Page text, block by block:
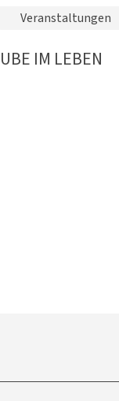
Veranstaltungen
IM LEBEN